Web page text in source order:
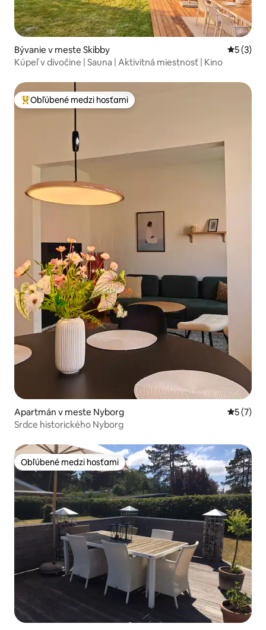
Bývanie v meste Skibby
5 (3)
Kúpeľ v divočine | Sauna | Aktivitná miestnosť | Kino
Najobľúbenejšie medzi hosťami
Obľúbené medzi hosťami
Apartmán v meste Nyborg
5 (7)
Srdce historického Nyborg
Obľúbené medzi hosťami
Obľúbené medzi hosťami